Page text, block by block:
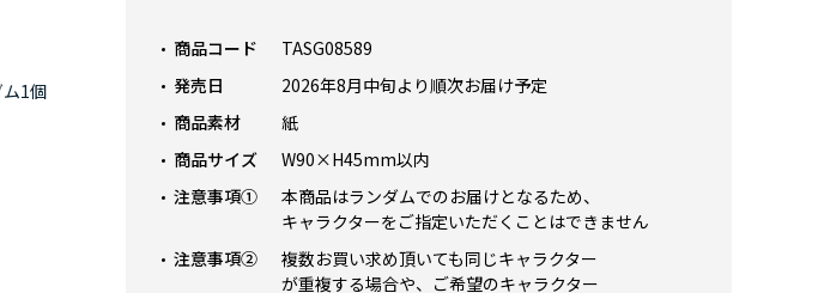
1個 僕のヒーローアカデミア 10周年記念 トレーディング擬音ステッカー 【全11種】 ランダ
商品コード
TASG08589
発売日
2026年8月中旬より順次お届け予定
商品素材
紙
商品サイズ
W90×H45mm以内
注意事項①
本商品はランダムでのお届けとなるため、
キャラクターをご指定いただくことはできません
注意事項②
複数お買い求め頂いても同じキャラクター
が重複する場合や、ご希望のキャラクター